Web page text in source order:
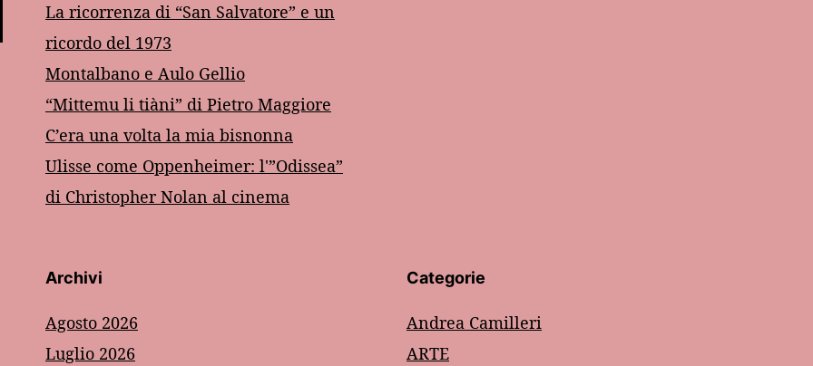
La ricorrenza di “San Salvatore” e un
ricordo del 1973
Montalbano e Aulo Gellio
“Mittemu li tiàni” di Pietro Maggiore
C’era una volta la mia bisnonna
Ulisse come Oppenheimer: l'”Odissea”
di Christopher Nolan al cinema
Archivi
Agosto 2026
Luglio 2026
Categorie
Andrea Camilleri
ARTE